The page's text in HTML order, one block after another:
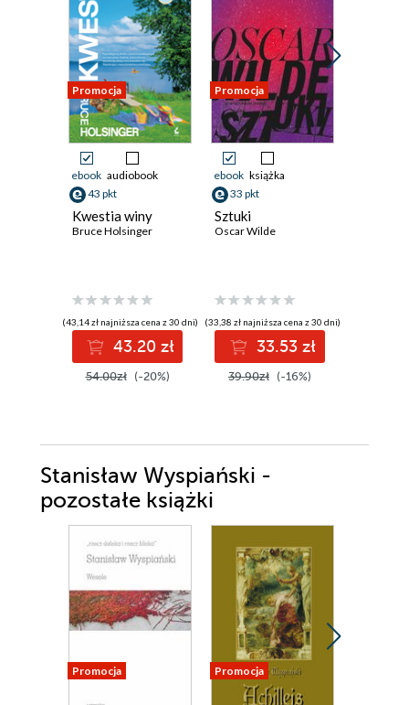
Promocja
ebook audiobook
43 pkt
Kwestia winy
Bruce Holsinger
(43,14 zł najniższa cena z 30 dni)
43.20 zł
54.00zł (-20%)
Promocja
ebook książka
33 pkt
Sztuki
Oscar Wilde
(33,38 zł najniższa cena z 30 dni)
33.53 zł
39.90zł (-16%)
Stanisław Wyspiański -
pozostałe książki
Promocja Promocja